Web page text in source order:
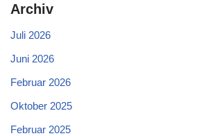
Archiv
Juli 2026
Juni 2026
Februar 2026
Oktober 2025
Februar 2025